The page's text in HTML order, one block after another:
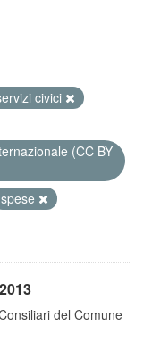
civici
(CC BY
spese
del Comune